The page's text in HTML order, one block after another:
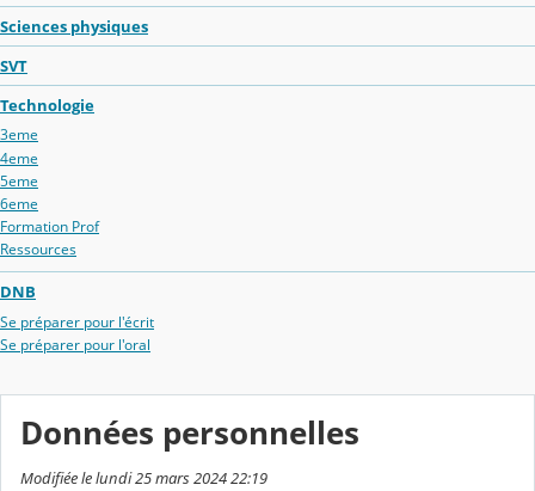
Sciences physiques
SVT
Technologie
3eme
4eme
5eme
6eme
Formation Prof
Ressources
DNB
Se préparer pour l'écrit
Se préparer pour l'oral
Données personnelles
Modifiée le lundi 25 mars 2024 22:19